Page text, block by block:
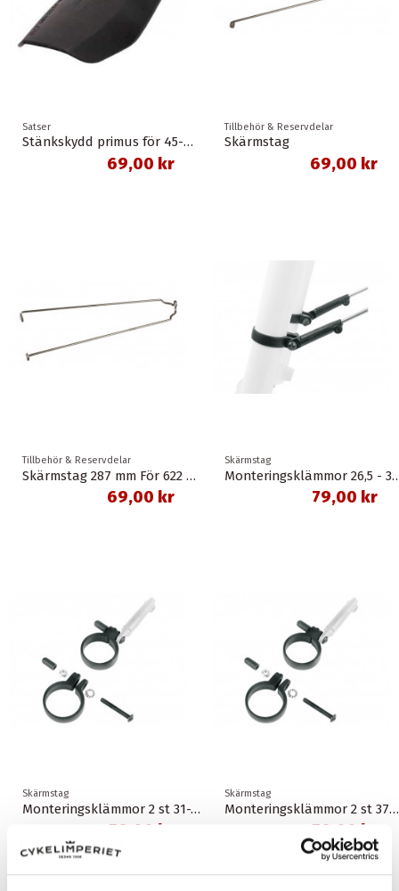
Satser
Stänkskydd primus för 45-46 mm skärm sks
69,00 kr
Tillbehör & Reservdelar
Skärmstag
69,00 kr
Tillbehör & Reservdelar
Skärmstag 287 mm För 622 mm hjul
69,00 kr
Skärmstag
Monteringsklämmor
79,00 kr
Skärmstag
Monteringsklämmor 2 st 31-34 mm sks
79,00 kr
Skärmstag
Monteringsklämmor 2 st 37-40 mm sks
79,00 kr